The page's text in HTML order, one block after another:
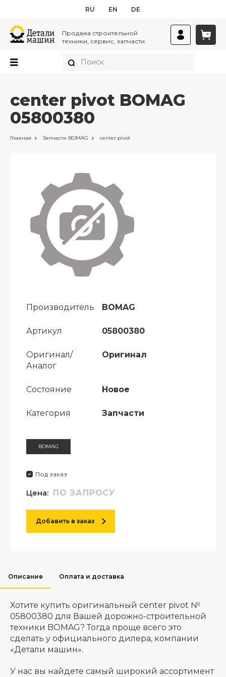
RU EN DE
Продажа строительной
техники, сервис, запчасти
center pivot BOMAG
05800380
Главная Запчасти BOMAG center pivot
Производитель BOMAG
Артикул 05800380
Оригинал/
Аналог
Оригинал
Состояние Новое
Категория Запчасти
BOMAG
Под заказ
Цена: ПО ЗАПРОСУ
Добавить в заказ
Описание Оплата и доставка
Хотите купить оригинальный center pivot №
05800380 для Вашей дорожно-строительной
техники BOMAG? Тогда проще всего это
сделать у официального дилера, компании
«Детали машин».
У нас вы найдете самый широкий ассортимент